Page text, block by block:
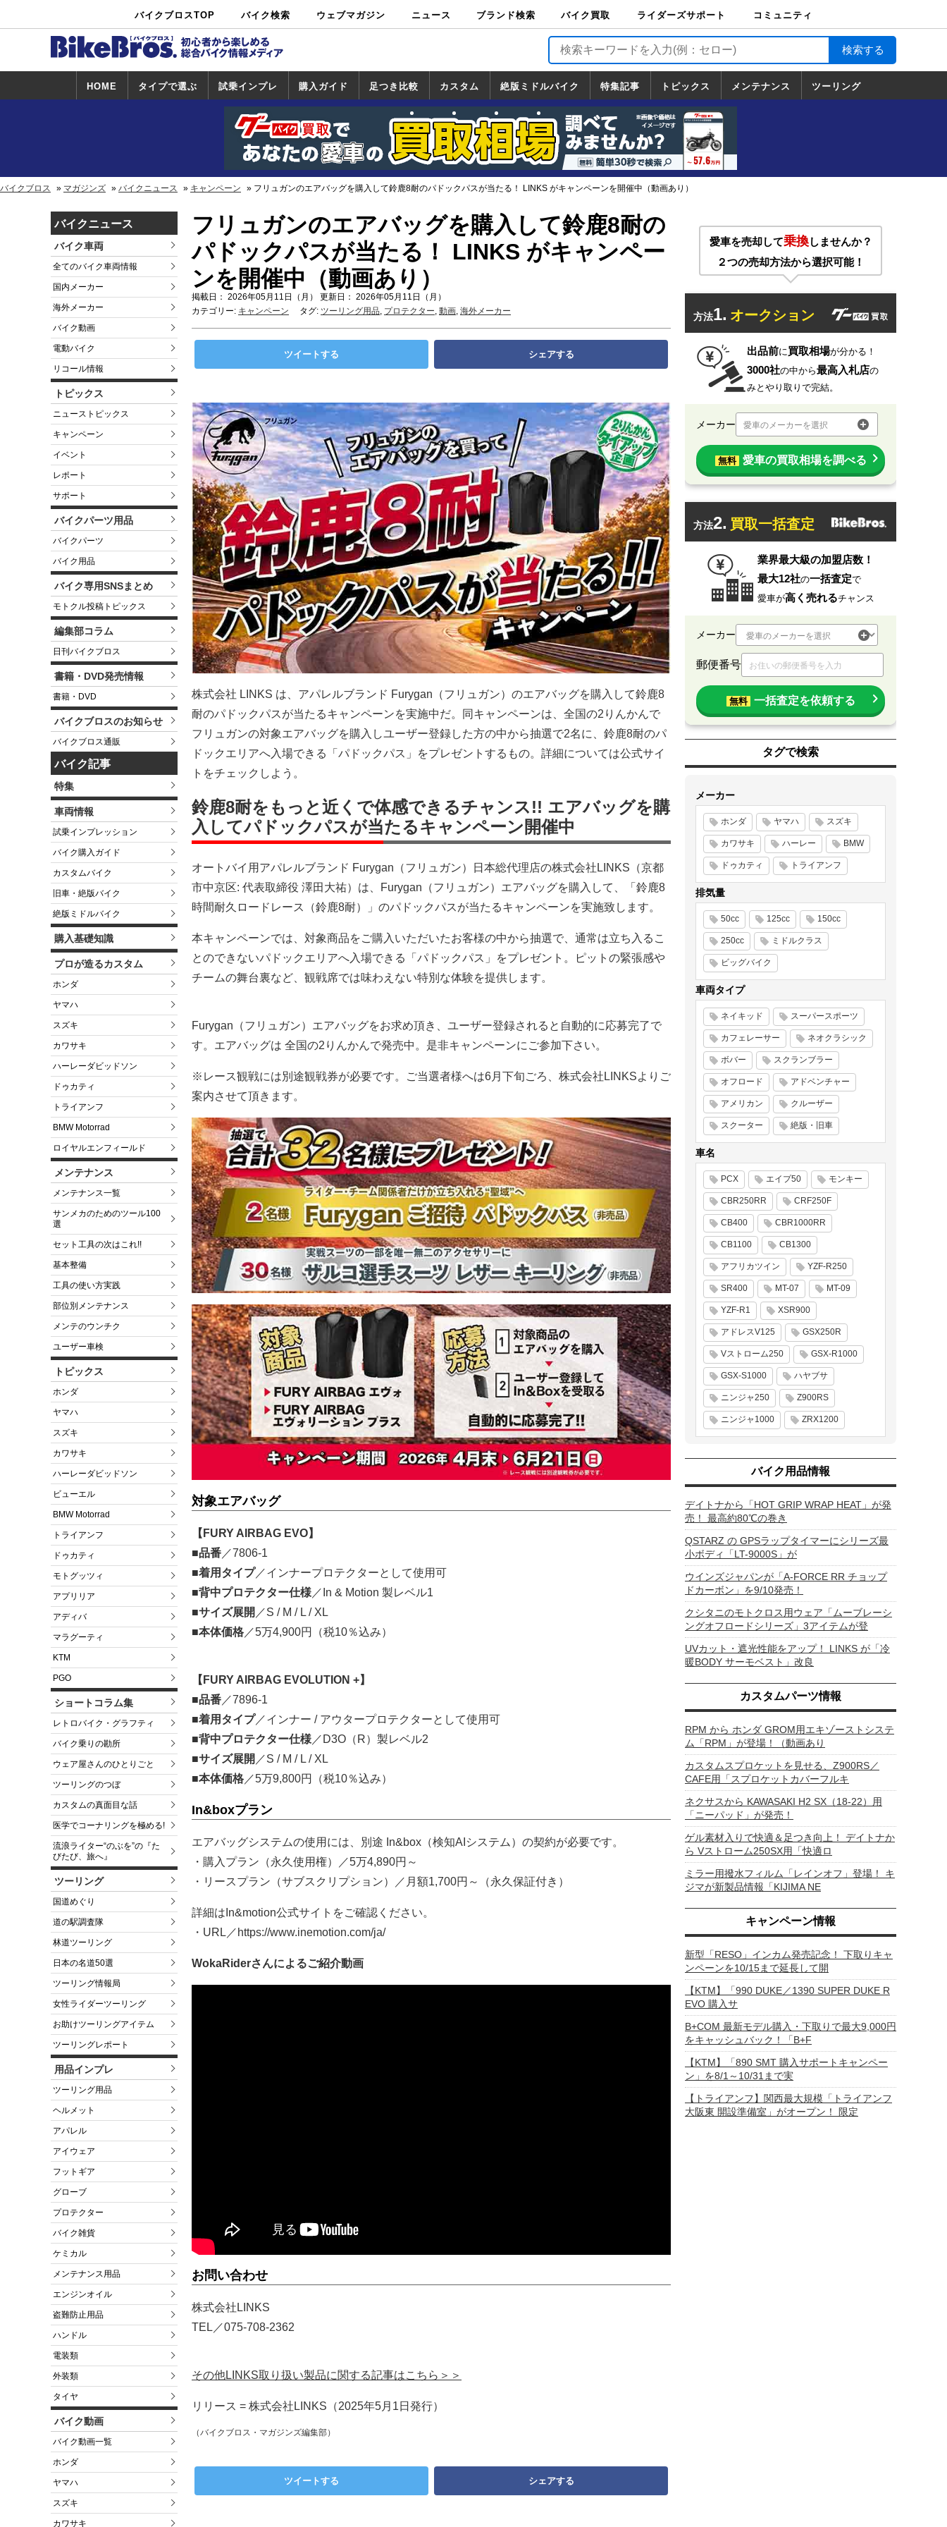
バイクブロスTOP バイク検索
中古バイ
ク・新車検
カタログ検
索
ショップ検
索
ウェブマガジン ニュース ブランド検索 バイク買取
バイク買取
ライダーズサポート
ライダーズサポート
TOP
バイク輸送
バイクガレージライ
フ
バイク車両保険
ロードサービス
バイク試乗
コミュニティ
HOME タイプで選ぶ 試乗インプレ
試乗インプレ
一覧
ホンダ
ヤマハ
スズキ
カワサキ
ハーレー
BMW
トライアンフ
ドゥカティ
購入ガイド
一覧
足つき比較 カスタム
カスタム
一覧
ホンダ
ヤマハ
スズキ
カワサキ
絶版ミドルバイク
絶版ミドルバイク
一覧
ホンダ
ヤマハ
スズキ
カワサキ
特集記事 トピックス
トピックス
一覧
ホンダ
ヤマハ
スズキ
カワサキ
ハーレーダ
ビッドソン
BMW
ドゥカティ
トライアン
フ
メンテナンス ツーリング
道の駅調査隊
ツーリング情報局
日本の道50選
国道めぐり
林道ツーリング
バイクブロス マガジンズ バイクニュース キャンペーン フリュガンのエアバッグを購入して鈴鹿8耐のパドックパスが当たる！ LINKS がキャンペーンを開催中（動画あり）
バイクニュース
バイク車両
全てのバイク車両情報
国内メーカー
海外メーカー
バイク動画
電動バイク
リコール情報
トピックス
ニューストピックス
キャンペーン
イベント
レポート
サポート
バイクパーツ用品
バイクパーツ
バイク用品
バイク専用SNSまとめ
モトクル投稿トピックス
編集部コラム
日刊バイクブロス
書籍・DVD発売情報
書籍・DVD
バイクブロスのお知らせ
バイクブロス通販
バイク記事
特集
車両情報
試乗インプレッション
バイク購入ガイド
カスタムバイク
旧車・絶版バイク
絶版ミドルバイク
購入基礎知識
プロが造るカスタム
ホンダ
ヤマハ
スズキ
カワサキ
ハーレーダビッドソン
ドゥカティ
トライアンフ
BMW Motorrad
ロイヤルエンフィールド
メンテナンス
メンテナンス一覧
サンメカのためのツール100
選
セット工具の次はこれ!!
基本整備
工具の使い方実践
部位別メンテナンス
メンテのウンチク
ユーザー車検
トピックス
ホンダ
ヤマハ
スズキ
カワサキ
ハーレーダビッドソン
ビューエル
BMW Motorrad
トライアンフ
ドゥカティ
モトグッツィ
アプリリア
アディバ
マラグーティ
KTM
PGO
ショートコラム集
レトロバイク・グラフティ
バイク乗りの勘所
ウェア屋さんのひとりごと
ツーリングのつぼ
カスタムの真面目な話
医学でコーナリングを極める!
流浪ライター“のぶを”の『た
びたび、旅へ』
ツーリング
国道めぐり
道の駅調査隊
林道ツーリング
日本の名道50選
ツーリング情報局
女性ライダーツーリング
お助けツーリングアイテム
ツーリングレポート
用品インプレ
ツーリング用品
ヘルメット
アパレル
アイウェア
フットギア
グローブ
プロテクター
バイク雑貨
ケミカル
メンテナンス用品
エンジンオイル
盗難防止用品
ハンドル
電装類
外装類
タイヤ
バイク動画
バイク動画一覧
ホンダ
ヤマハ
スズキ
カワサキ
フリュガンのエアバッグを購入して鈴鹿8耐の
パドックパスが当たる！ LINKS がキャンペー
ンを開催中（動画あり）
掲載日： 2026年05月11日（月） 更新日： 2026年05月11日（月）
カテゴリー: キャンペーン タグ: ツーリング用品, プロテクター, 動画, 海外メーカー
ツイートする シェアする
株式会社 LINKS は、アパレルブランド Furygan（フリュガン）のエアバッグを購入して鈴鹿8
耐のパドックパスが当たるキャンペーンを実施中だ。同キャンペーンは、全国の2りんかんで
フリュガンの対象エアバッグを購入しユーザー登録した方の中から抽選で2名に、鈴鹿8耐のパ
ドックエリアへ入場できる「パドックパス」をプレゼントするもの。詳細については公式サイ
トをチェックしよう。
鈴鹿8耐をもっと近くで体感できるチャンス!! エアバッグを購
入してパドックパスが当たるキャンペーン開催中
オートバイ用アパレルブランド Furygan（フリュガン）日本総代理店の株式会社LINKS（京都
市中京区: 代表取締役 澤田大祐）は、Furygan（フリュガン）エアバッグを購入して、「鈴鹿8
時間耐久ロードレース（鈴鹿8耐）」のパドックパスが当たるキャンペーンを実施致します。
本キャンペーンでは、対象商品をご購入いただいたお客様の中から抽選で、通常は立ち入るこ
とのできないパドックエリアへ入場できる「パドックパス」をプレゼント。ピットの緊張感や
チームの舞台裏など、観戦席では味わえない特別な体験を提供します。
Furygan（フリュガン）エアバッグをお求め頂き、ユーザー登録されると自動的に応募完了で
す。エアバッグは 全国の2りんかんで発売中。是非キャンペーンにご参加下さい。
※レース観戦には別途観戦券が必要です。ご当選者様へは6月下旬ごろ、株式会社LINKSよりご
案内させて頂きます。
対象エアバッグ
【FURY AIRBAG EVO】
■品番 ／7806-1
■着用タイプ／インナープロテクターとして使用可
■背中プロテクター仕様 ／In & Motion 製レベル1
■サイズ展開 ／S / M / L / XL
■本体価格 ／5万4,900円（税10％込み）
【FURY AIRBAG EVOLUTION +】
■品番 ／7896-1
■着用タイプ／インナー / アウタープロテクターとして使用可
■背中プロテクター仕様 ／D3O（R）製レベル2
■サイズ展開 ／S / M / L / XL
■本体価格 ／5万9,800円（税10％込み）
In&boxプラン
エアバッグシステムの使用には、別途 In&box（検知AIシステム）の契約が必要です。
・購入プラン（永久使用権）／5万4,890円～
・リースプラン（サブスクリプション）／月額1,700円～（永久保証付き）
詳細はIn&motion公式サイトをご確認ください。
・URL／https://www.inemotion.com/ja/
WokaRiderさんによるご紹介動画
お問い合わせ
株式会社LINKS
TEL／075-708-2362
その他LINKS取り扱い製品に関する記事はこちら＞＞
リリース = 株式会社LINKS（2025年5月1日発行）
（バイクブロス・マガジンズ編集部）
ツイートする シェアする
愛車を売却して乗換しませんか？
２つの売却方法から選択可能！
方法1. オークション
出品前に買取相場が分かる！
3000社の中から最高入札店の
みとやり取りで完結。
メーカー 愛車のメーカーを選択
無料 愛車の買取相場を調べる
方法2. 買取一括査定
業界最大級の加盟店数！
最大12社の一括査定で
愛車が高く売れるチャンス
メーカー
郵便番号
無料 一括査定を依頼する
タグで検索
メーカー
ホンダ ヤマハ スズキ
カワサキ ハーレー BMW
ドゥカティ トライアンフ
排気量
50cc 125cc 150cc
250cc ミドルクラス
ビッグバイク
車両タイプ
ネイキッド スーパースポーツ
カフェレーサー ネオクラシック
ボバー スクランブラー
オフロード アドベンチャー
アメリカン クルーザー
スクーター 絶版・旧車
車名
PCX エイプ50 モンキー
CBR250RR CRF250F
CB400 CBR1000RR
CB1100 CB1300
アフリカツイン YZF-R250
SR400 MT-07 MT-09
YZF-R1 XSR900
アドレスV125 GSX250R
Vストローム250 GSX-R1000
GSX-S1000 ハヤブサ
ニンジャ250 Z900RS
ニンジャ1000 ZRX1200
バイク用品情報
デイトナから「HOT GRIP WRAP HEAT」が発
売！ 最高約80℃の巻き
QSTARZ の GPSラップタイマーにシリーズ最
小ボディ「LT-9000S」が
ウインズジャパンが「A-FORCE RR チョップ
ドカーボン」を9/10発売！
クシタニのモトクロス用ウェア「ムーブレーシ
ングオフロードシリーズ」3アイテムが登
UVカット・遮光性能をアップ！ LINKS が「冷
暖BODY サーモベスト」改良
カスタムパーツ情報
RPM から ホンダ GROM用エキゾーストシステ
ム「RPM」が登場！（動画あり
カスタムスプロケットを見せる、Z900RS／
CAFE用「スプロケットカバーフルキ
ネクサスから KAWASAKI H2 SX（18-22）用
「ニーパッド」が発売！
ゲル素材入りで快適＆足つき向上！ デイトナか
ら Vストローム250SX用「快適ロ
ミラー用撥水フィルム「レインオフ」登場！ キ
ジマが新製品情報「KIJIMA NE
キャンペーン情報
新型「RESO」インカム発売記念！ 下取りキャ
ンペーンを10/15まで延長して開
【KTM】「990 DUKE／1390 SUPER DUKE R
EVO 購入サ
B+COM 最新モデル購入・下取りで最大9,000円
をキャッシュバック！「B+F
【KTM】「890 SMT 購入サポートキャンペー
ン」を8/1～10/31まで実
【トライアンフ】関西最大規模「トライアンフ
大阪東 開設準備室」がオープン！ 限定